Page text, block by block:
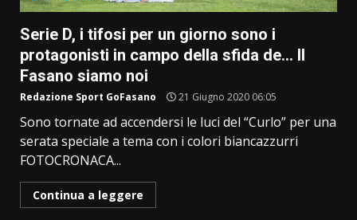
Serie D, i tifosi per un giorno sono i
protagonisti in campo della sfida de… Il
Fasano siamo noi
Redazione Sport GoFasano 21 Giugno 2020 06:05
Sono tornate ad accendersi le luci del “Curlo” per una
serata speciale a tema con i colori biancazzurri
FOTOCRONACA...
Continua a leggere